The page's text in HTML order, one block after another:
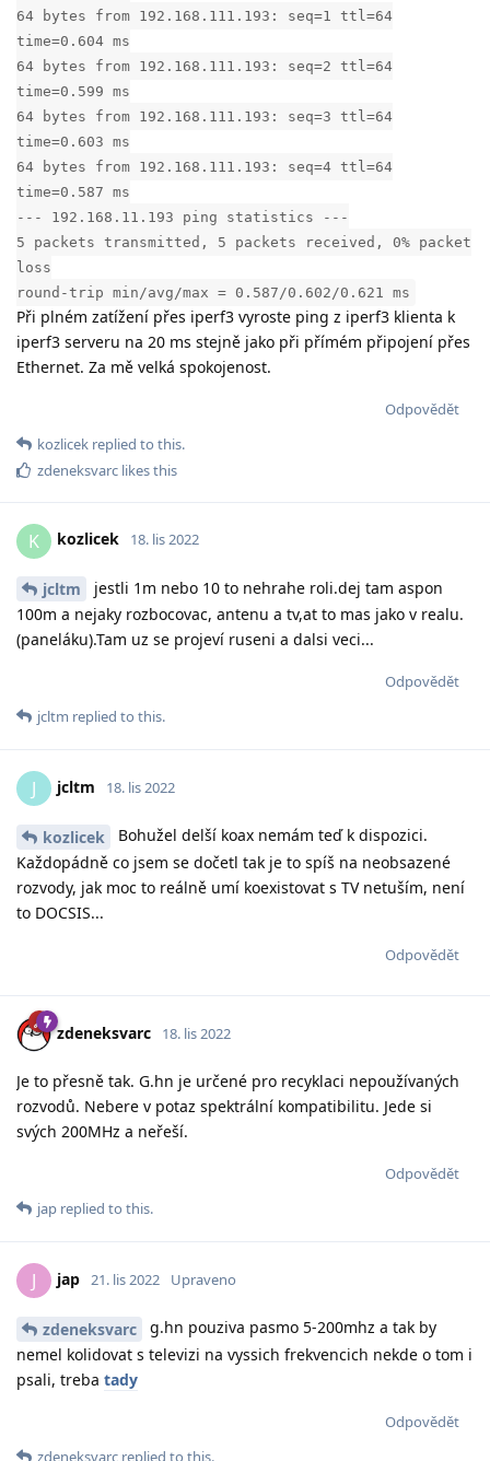
64 bytes from 192.168.111.193: seq=1 ttl=64
time=0.604 ms
64 bytes from 192.168.111.193: seq=2 ttl=64
time=0.599 ms
64 bytes from 192.168.111.193: seq=3 ttl=64
time=0.603 ms
64 bytes from 192.168.111.193: seq=4 ttl=64
time=0.587 ms
--- 192.168.11.193 ping statistics ---
5 packets transmitted, 5 packets received, 0% packet
loss
round-trip min/avg/max = 0.587/0.602/0.621 ms
Při plném zatížení přes iperf3 vyroste ping z iperf3 klienta k
iperf3 serveru na 20 ms stejně jako při přímém připojení přes
Ethernet. Za mě velká spokojenost.
Odpovědět
kozlicek replied to this.
zdeneksvarc likes this
K kozlicek 18. lis 2022
jcltm
jestli 1m nebo 10 to nehrahe roli.dej tam aspon
100m a nejaky rozbocovac, antenu a tv,at to mas jako v realu.
(paneláku).Tam uz se projeví ruseni a dalsi veci...
Odpovědět
jcltm replied to this.
J jcltm 18. lis 2022
kozlicek
Bohužel delší koax nemám teď k dispozici.
Každopádně co jsem se dočetl tak je to spíš na neobsazené
rozvody, jak moc to reálně umí koexistovat s TV netuším, není
to DOCSIS...
Odpovědět
zdeneksvarc 18. lis 2022
Je to přesně tak. G.hn je určené pro recyklaci nepoužívaných
rozvodů. Nebere v potaz spektrální kompatibilitu. Jede si
svých 200MHz a neřeší.
Odpovědět
jap replied to this.
J jap 21. lis 2022 Upraveno
zdeneksvarc
g.hn pouziva pasmo 5-200mhz a tak by
nemel kolidovat s televizi na vyssich frekvencich nekde o tom i
psali, treba tady
Odpovědět
zdeneksvarc replied to this.